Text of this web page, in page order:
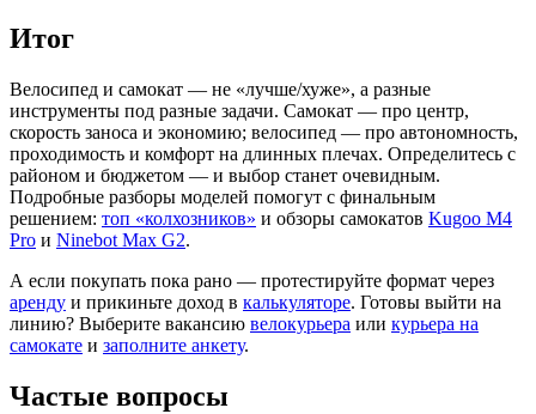
Итог
Велосипед и самокат — не «лучше/хуже», а разные
инструменты под разные задачи. Самокат — про центр,
скорость заноса и экономию; велосипед — про автономность,
проходимость и комфорт на длинных плечах. Определитесь с
районом и бюджетом — и выбор станет очевидным.
Подробные разборы моделей помогут с финальным
решением: топ «колхозников» и обзоры самокатов Kugoo M4
Pro и Ninebot Max G2.
А если покупать пока рано — протестируйте формат через
аренду и прикиньте доход в калькуляторе. Готовы выйти на
линию? Выберите вакансию велокурьера или курьера на
самокате и заполните анкету.
Частые вопросы